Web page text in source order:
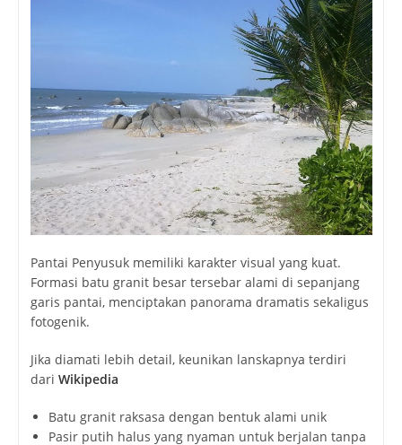
Pantai Penyusuk memiliki karakter visual yang kuat.
Formasi batu granit besar tersebar alami di sepanjang
garis pantai, menciptakan panorama dramatis sekaligus
fotogenik.
Jika diamati lebih detail, keunikan lanskapnya terdiri
dari Wikipedia
Batu granit raksasa dengan bentuk alami unik
Pasir putih halus yang nyaman untuk berjalan tanpa